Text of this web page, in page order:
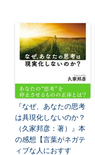
『なぜ、あなたの思考
は具現化しないのか？
（久家邦彦：著）』本
の感想【言葉がネガテ
ィブな人におすす